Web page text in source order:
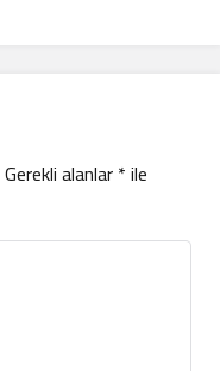
Gerekli alanlar*ile